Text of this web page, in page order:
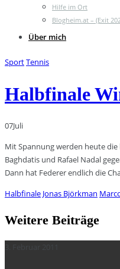
Hilfe im Ort
Blogheim.at – (Exit
Über mich
SportTennis
Halbfinale
07Juli
Mit Spannung werden heute
Baghdatis und Rafael Nadal
Dann hat Federer endlich die
Halbfinale Jonas Björkman
Weitere Beiträge